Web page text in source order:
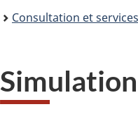
Consultation et